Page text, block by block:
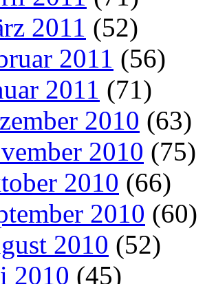
2011 (52)
2011 (56)
2011 (71)
2010 (63)
2010 (75)
2010 (66)
2010 (60)
2010 (52)
2010 (45)